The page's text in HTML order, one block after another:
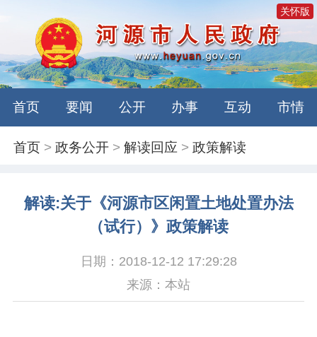
关怀版
首页 要闻 公开 办事 互动 市情
首页 >政务公开 >解读回应 >政策解读
解读:关于《河源市区闲置土地处置办法
（试行）》政策解读
日期：2018-12-12 17:29:28
来源：本站